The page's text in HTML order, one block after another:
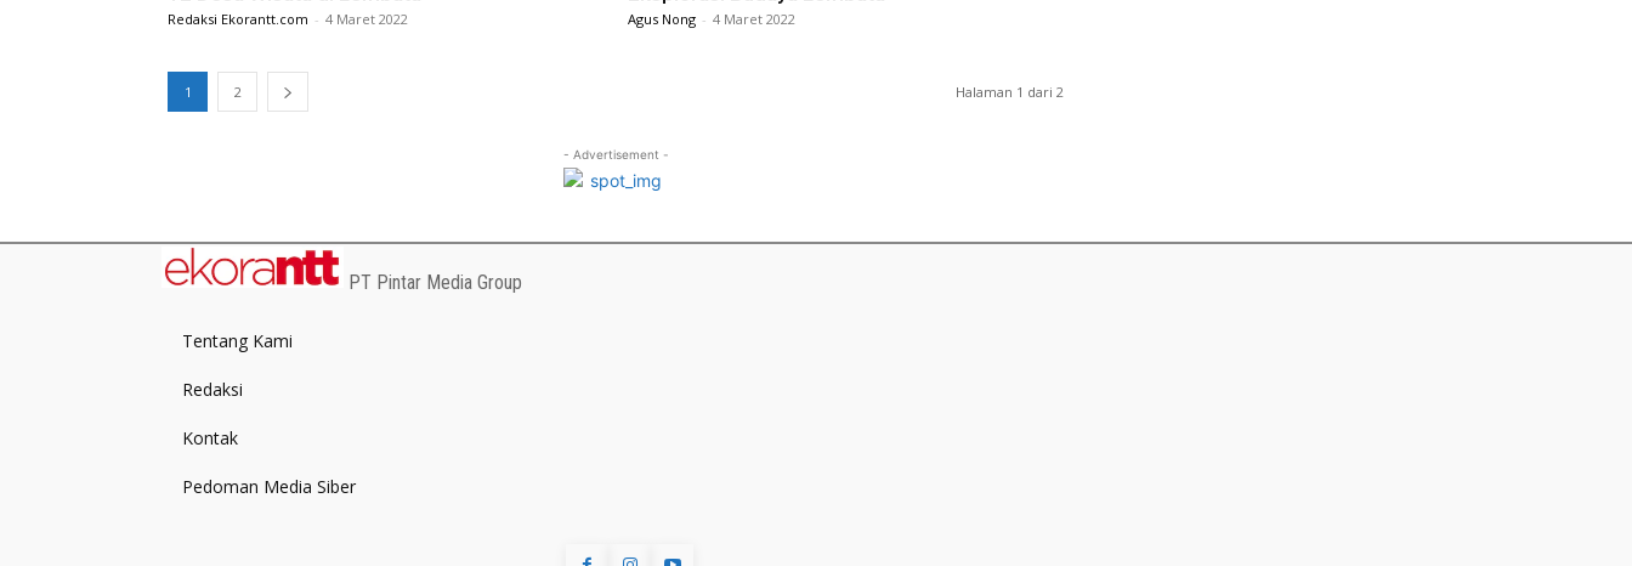
Redaksi Ekorantt.com - 4 Maret 2022 Agus Nong - 4 Maret 2022
1 2 Halaman 1 dari 2
- Advertisement -
PT Pintar Media Group
Tentang Kami
Redaksi
Kontak
Pedoman Media Siber